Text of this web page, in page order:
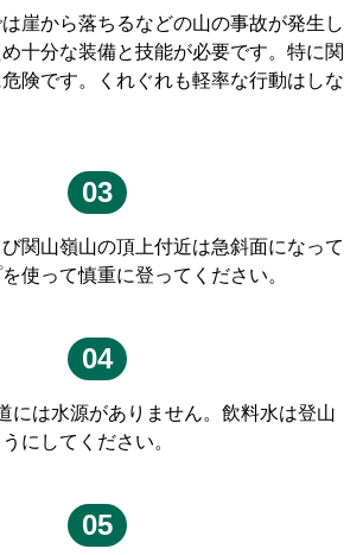
崖から落ちるなどの山の事故が発生し
十分な装備と技能が必要です。特に関
険です。くれぐれも軽率な行動はしな
03
関山嶺山の頂上付近は急斜面になって
使って慎重に登ってください。
04
には水源がありません。飲料水は登山
にしてください。
05